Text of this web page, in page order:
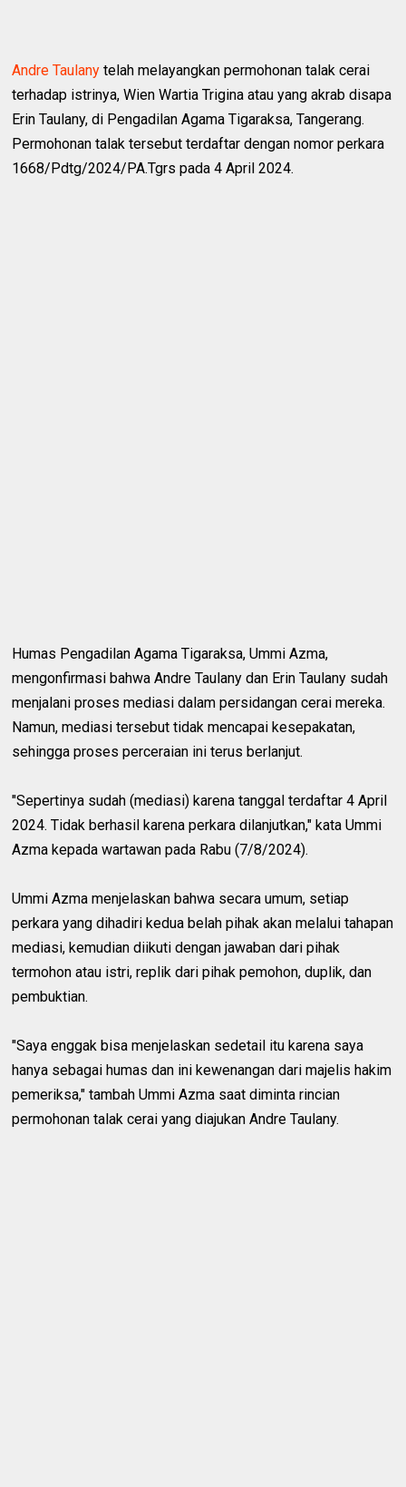
Andre Taulany telah melayangkan permohonan talak cerai
terhadap istrinya, Wien Wartia Trigina atau yang akrab disapa
Erin Taulany, di Pengadilan Agama Tigaraksa, Tangerang.
Permohonan talak tersebut terdaftar dengan nomor perkara
1668/Pdtg/2024/PA.Tgrs pada 4 April 2024.
Humas Pengadilan Agama Tigaraksa, Ummi Azma,
mengonfirmasi bahwa Andre Taulany dan Erin Taulany sudah
menjalani proses mediasi dalam persidangan cerai mereka.
Namun, mediasi tersebut tidak mencapai kesepakatan,
sehingga proses perceraian ini terus berlanjut.
"Sepertinya sudah (mediasi) karena tanggal terdaftar 4 April
2024. Tidak berhasil karena perkara dilanjutkan," kata Ummi
Azma kepada wartawan pada Rabu (7/8/2024).
Ummi Azma menjelaskan bahwa secara umum, setiap
perkara yang dihadiri kedua belah pihak akan melalui tahapan
mediasi, kemudian diikuti dengan jawaban dari pihak
termohon atau istri, replik dari pihak pemohon, duplik, dan
pembuktian.
"Saya enggak bisa menjelaskan sedetail itu karena saya
hanya sebagai humas dan ini kewenangan dari majelis hakim
pemeriksa," tambah Ummi Azma saat diminta rincian
permohonan talak cerai yang diajukan Andre Taulany.